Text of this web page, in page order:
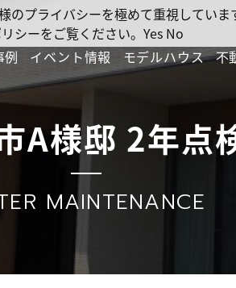
例 イベント情報 モデルハウス 不
A様邸 2年点
MAINTENANCE
プライバシーを極めて重視してい
シーをご覧ください。 Yes No